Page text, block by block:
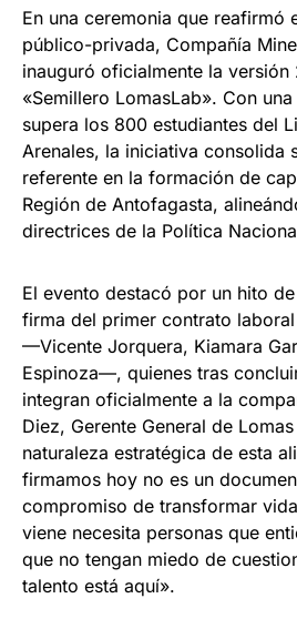
En una ceremonia que reafirmó
público-privada, Compañía
inauguró oficialmente la
«Semillero LomasLab». Con
supera los 800 estudiantes del
Arenales, la iniciativa consolida
referente en la formación de
Región de Antofagasta,
directrices de la Política
El evento destacó por un hito
firma del primer contrato
—Vicente Jorquera, Kiamara
Espinoza—, quienes tras
integran oficialmente a la
Diez, Gerente General de
naturaleza estratégica de esta
firmamos hoy no es un
compromiso de transformar
viene necesita personas que
que no tengan miedo de
talento está aquí».